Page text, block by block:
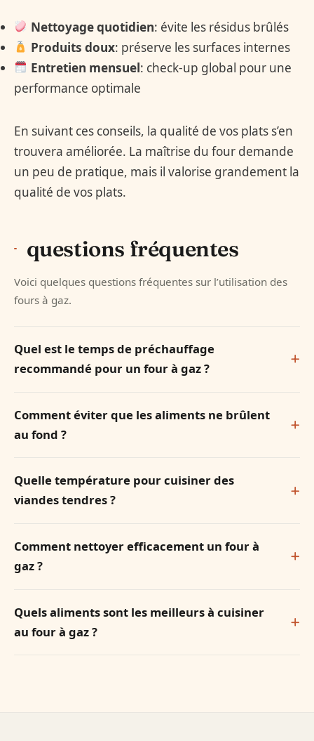
Nettoyage quotidien: évite les résidus brûlés
Produits doux: préserve les surfaces internes
Entretien mensuel: check-up global pour une
performance optimale
En suivant ces conseils, la qualité de vos plats s’en
trouvera améliorée. La maîtrise du four demande
un peu de pratique, mais il valorise grandement la
qualité de vos plats.
questions fréquentes
Voici quelques questions fréquentes sur l’utilisation des
fours à gaz.
Quel est le temps de préchauffage
recommandé pour un four à gaz ?
Comment éviter que les aliments ne brûlent
au fond ?
Quelle température pour cuisiner des
viandes tendres ?
Comment nettoyer efficacement un four à
gaz ?
Quels aliments sont les meilleurs à cuisiner
au four à gaz ?